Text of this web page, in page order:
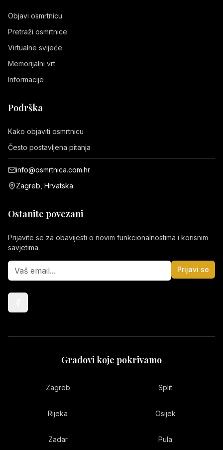
Objavi osmrtnicu
Pretraži osmrtnice
Virtualne svijeće
Memorijalni vrt
Informacije
Podrška
Kako objaviti osmrtnicu
Često postavljena pitanja
info@osmrtnica.com.hr
Zagreb, Hrvatska
Ostanite povezani
Prijavite se za obavijesti o novim funkcionalnostima i korisnim
savjetima.
Prijavi se
Gradovi koje pokrivamo
Zagreb Split
Rijeka Osijek
Zadar Pula